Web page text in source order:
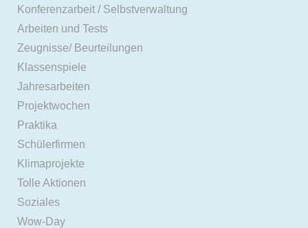
Konferenzarbeit / Selbstverwaltung
Arbeiten und Tests
Zeugnisse/ Beurteilungen
Klassenspiele
Jahresarbeiten
Projektwochen
Praktika
Schülerfirmen
Klimaprojekte
Tolle Aktionen
Soziales
Wow-Day